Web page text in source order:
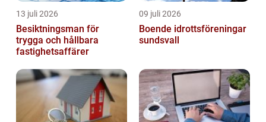
13 juli 2026
Besiktningsman för
trygga och hållbara
fastighetsaffärer
09 juli 2026
Boende idrottsföreningar
sundsvall